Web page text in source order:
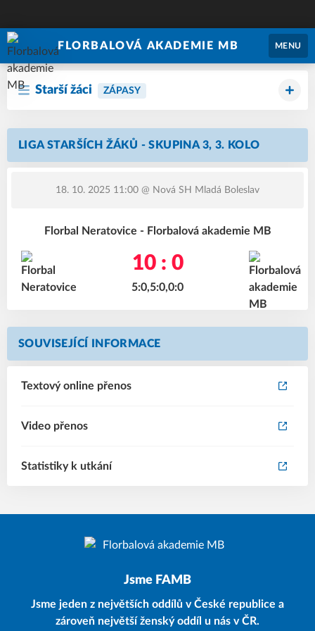
FLORBALOVÁ AKADEMIE MB MENU
Starší žáci ZÁPASY
LIGA STARŠÍCH ŽÁKŮ - SKUPINA 3, 3. KOLO
18. 10. 2025 11:00 @ Nová SH Mladá Boleslav
Florbal Neratovice - Florbalová akademie MB
10 : 0
5:0,5:0,0:0
SOUVISEJÍCÍ INFORMACE
Textový online přenos
Video přenos
Statistiky k utkání
Jsme FAMB
Jsme jeden z největších oddílů v České republice a
zároveň největší ženský oddíl u nás v ČR.